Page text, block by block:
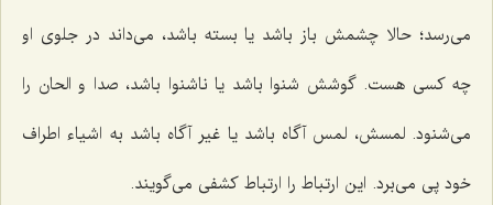
مى‌رسد؛ حالا چشمش باز باشد یا بسته باشد، مى‌داند در جلوى او
چه کسى هست. گوشش شنوا باشد یا ناشنوا باشد، صدا و الحان را
مى‌شنود. لمسش، لمس آگاه باشد یا غیر آگاه باشد به اشیاء اطراف
خود پى مى‌برد. این ارتباط را ارتباط کشفی مى‌گویند.